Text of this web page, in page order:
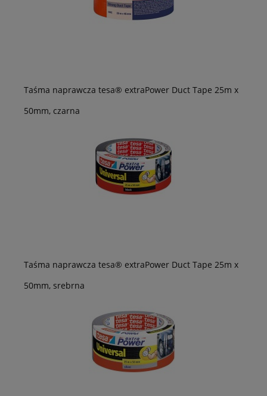
Taśma naprawcza tesa® extraPower Duct Tape 25m x
50mm, czarna
Taśma naprawcza tesa® extraPower Duct Tape 25m x
50mm, srebrna